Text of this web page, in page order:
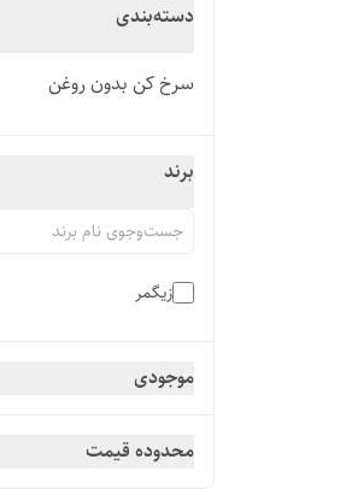
دسته‌بندی
سرخ کن بدون روغن
برند
زیگمر
موجودی
محدوده قیمت